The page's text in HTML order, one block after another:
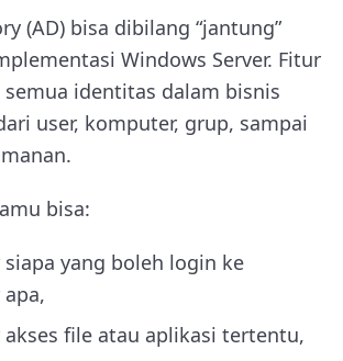
(AD) bisa dibilang “jantung”
Windows Server. Fitur
identitas dalam bisnis
user, komputer, grup, sampai
bisa:
yang boleh login ke
file atau aplikasi tertentu,